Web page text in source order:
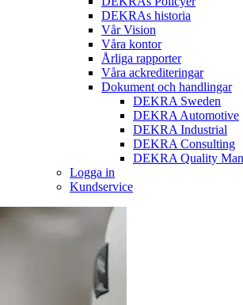
DEKRAs historia
Vår Vision
Våra kontor
Årliga rapporter
Våra ackrediteringar
Dokument och handlingar
DEKRA Sweden
DEKRA Automotive
DEKRA Industrial
DEKRA Consulting
DEKRA Quality
Logga in
Kundservice